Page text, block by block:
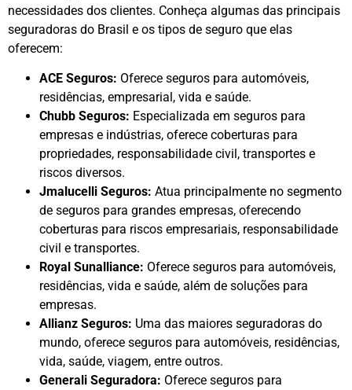
necessidades dos clientes. Conheça algumas das principais
seguradoras do Brasil e os tipos de seguro que elas
oferecem:
ACE Seguros: Oferece seguros para automóveis,
residências, empresarial, vida e saúde.
Chubb Seguros: Especializada em seguros para
empresas e indústrias, oferece coberturas para
propriedades, responsabilidade civil, transportes e
riscos diversos.
Jmalucelli Seguros: Atua principalmente no segmento
de seguros para grandes empresas, oferecendo
coberturas para riscos empresariais, responsabilidade
civil e transportes.
Royal Sunalliance: Oferece seguros para automóveis,
residências, vida e saúde, além de soluções para
empresas.
Allianz Seguros: Uma das maiores seguradoras do
mundo, oferece seguros para automóveis, residências,
vida, saúde, viagem, entre outros.
Generali Seguradora: Oferece seguros para